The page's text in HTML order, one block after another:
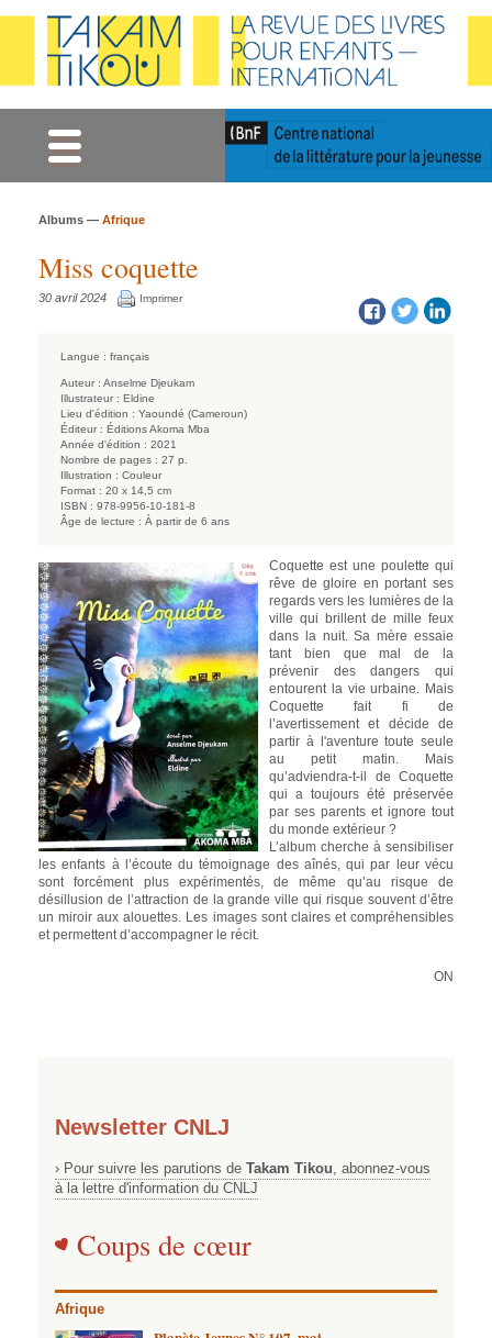
Albums — Afrique
Miss coquette
30 avril 2024 Imprimer
Langue : français
Auteur : Anselme Djeukam
Illustrateur : Eldine
Lieu d'édition : Yaoundé (Cameroun)
Éditeur : Éditions Akoma Mba
Année d'édition : 2021
Nombre de pages : 27 p.
Illustration : Couleur
Format : 20 x 14,5 cm
ISBN : 978-9956-10-181-8
Âge de lecture : À partir de 6 ans
Coquette est une poulette qui
rêve de gloire en portant ses
regards vers les lumières de la
ville qui brillent de mille feux
dans la nuit. Sa mère essaie
tant bien que mal de la
prévenir des dangers qui
entourent la vie urbaine. Mais
Coquette fait fi de
l’avertissement et décide de
partir à l'aventure toute seule
au petit matin. Mais
qu’adviendra-t-il de Coquette
qui a toujours été préservée
par ses parents et ignore tout
du monde extérieur ?
L’album cherche à sensibiliser
les enfants à l’écoute du témoignage des aînés, qui par leur vécu
sont forcément plus expérimentés, de même qu’au risque de
désillusion de l’attraction de la grande ville qui risque souvent d’être
un miroir aux alouettes. Les images sont claires et compréhensibles
et permettent d’accompagner le récit.
ON
Newsletter CNLJ
› Pour suivre les parutions de Takam Tikou , abonnez-vous
à la lettre d'information du CNLJ
Coups de cœur
Afrique